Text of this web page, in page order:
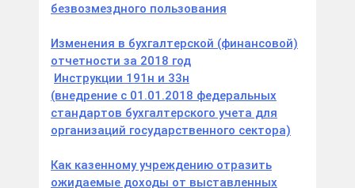
безвозмездного пользования
Изменения в бухгалтерской (финансовой)
отчетности за 2018 год
Инструкции 191н и 33н
(внедрение с 01.01.2018 федеральных
стандартов бухгалтерского учета для
организаций государственного сектора)
Как казенному учреждению отразить
ожидаемые доходы от выставленных